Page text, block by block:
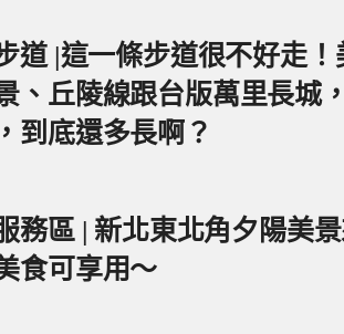
道 |這一條步道很不好走！
、丘陵線跟台版萬里長城
到底還多長啊？
務區 | 新北東北角夕陽美
食可享用～